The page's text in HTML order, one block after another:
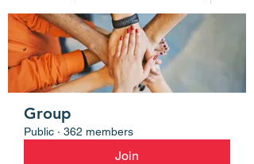
Group
Public · 362 members
Join